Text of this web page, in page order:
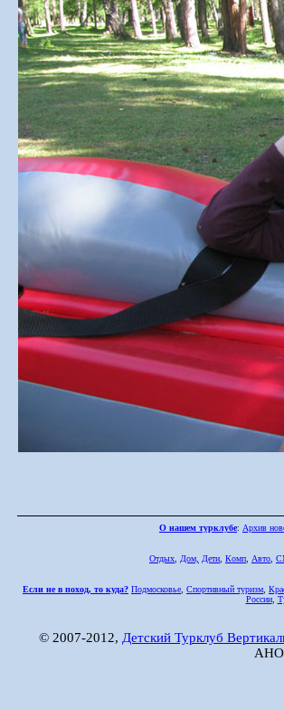
О нашем турклубе: Архив
Отдых Дом, Дети Комп Авто
Если не в поход, то куда? Подмосковье Спортивный туризм
России,
© 2007-2012, Детский Турклуб
АНО